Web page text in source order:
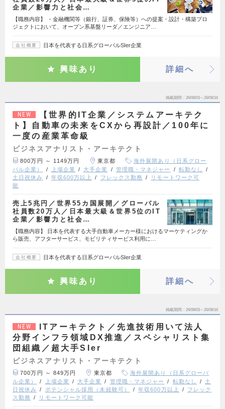
企業／影響力と社会…
【職務内容】 ・金融機関等（銀行、証券、保険等）への提案・設計・構築プロ
ジェクトにおいて、オープン系基盤リーダ／エンジニア…
会社概要 日本を代表する日系グローバルSIer企業
興味あり 詳細へ
掲載期間 26/08/03～26/08/16
NEW
【世界的IT企業／システムアーキテク
ト】自動車の未来をCXから再設計／100年に
一度の産業革命級
ビジネスアナリスト・アーキテクト
800万円 ～ 1149万円 東京都
海外展開あり（日系グロー
バル企業）
上場企業 大手企業 管理職・マネジャー
転勤なし
土日祝休み
年収600万以上 フレックス勤務
リモートワーク可
能
売上5兆円／世界55カ国展開／グローバル
社員数20万人／日本最大級＆世界5位のIT
企業／影響力と社会…
【職務内容】 日本を代表する大手自動車メーカー様におけるマーケティングか
ら販売、アフターサービス、モビリティサービス利用に…
会社概要 日本を代表する日系グローバルSIer企業
興味あり 詳細へ
掲載期間 26/08/03～26/08/16
NEW
ITアーキテクト／先進技術用いて法人
分野インフラ領域DX推進／スペシャリスト集
団組織／超大手SIer
ビジネスアナリスト・アーキテクト
700万円 ～ 849万円 東京都
海外展開あり（日系グローバ
ル企業）
上場企業 大手企業 管理職・マネジャー 転勤なし
土
日祝休み
ポテンシャル採用（未経験可） 年収600万以上
フレック
ス勤務
リモートワーク可能